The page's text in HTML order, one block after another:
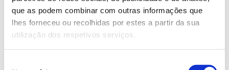
que as podem combinar com outras informações que
lhes forneceu ou recolhidas por estes a partir da sua
utilização dos respetivos serviços.
efeito de substituição.
Sobreiros substituem
principalmente carvalho-